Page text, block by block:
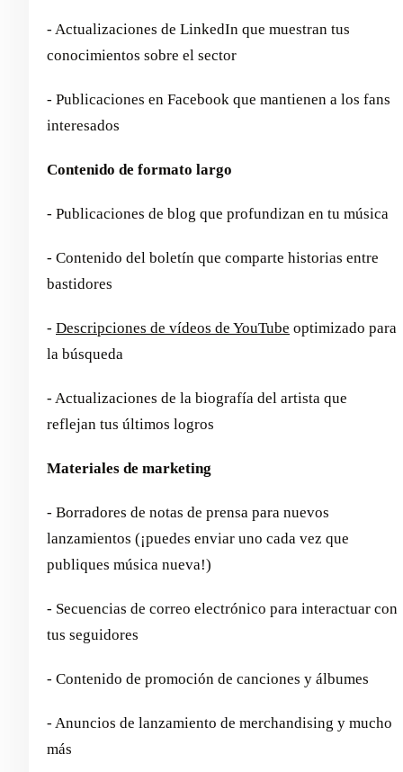
- Actualizaciones de LinkedIn que muestran tus
conocimientos sobre el sector
- Publicaciones en Facebook que mantienen a los fans
interesados
Contenido de formato largo
- Publicaciones de blog que profundizan en tu música
- Contenido del boletín que comparte historias entre
bastidores
- Descripciones de vídeos de YouTube optimizado para
la búsqueda
- Actualizaciones de la biografía del artista que
reflejan tus últimos logros
Materiales de marketing
- Borradores de notas de prensa para nuevos
lanzamientos (¡puedes enviar uno cada vez que
publiques música nueva!)
- Secuencias de correo electrónico para interactuar con
tus seguidores
- Contenido de promoción de canciones y álbumes
- Anuncios de lanzamiento de merchandising y mucho
más